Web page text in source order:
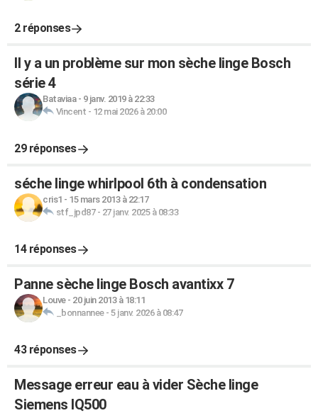
2 réponses
Il y a un problème sur mon sèche linge Bosch
série 4
Bataviaa- 9 janv. 2019 à 22:33
Vincent - 12 mai 2026 à 20:00
29 réponses
séche linge whirlpool 6th à condensation
cris1 - 15 mars 2013 à 22:17
stf_jpd87- 27 janv. 2025 à 08:33
14 réponses
Panne sèche linge Bosch avantixx 7
Louve- 20 juin 2013 à 18:11
_bonnannee- 5 janv. 2026 à 08:47
43 réponses
Message erreur eau à vider Sèche linge
Siemens IQ500